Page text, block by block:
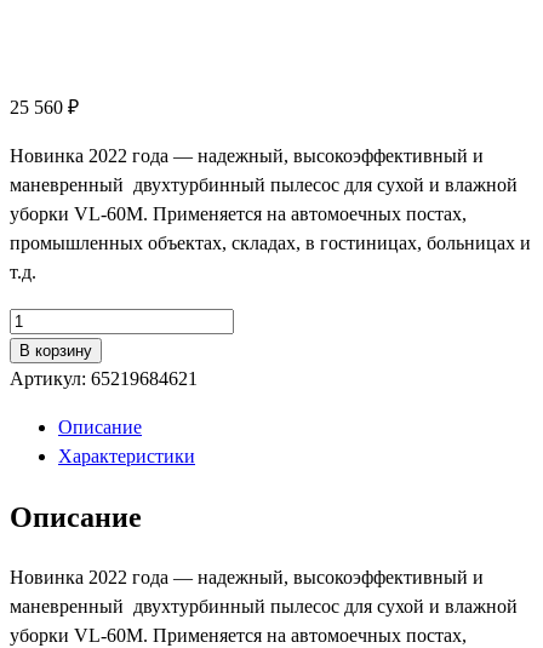
25 560 ₽
Новинка 2022 года — надежный, высокоэффективный и
маневренный двухтурбинный пылесос для сухой и влажной
уборки VL-60M. Применяется на автомоечных постах,
промышленных объектах, складах, в гостиницах, больницах и
т.д.
Количество
товара
Водопылесос
VL-
60M
60L)
В корзину
Артикул: 65219684621
Описание
Характеристики
Описание
Новинка 2022 года — надежный, высокоэффективный и
маневренный двухтурбинный пылесос для сухой и влажной
уборки VL-60M. Применяется на автомоечных постах,